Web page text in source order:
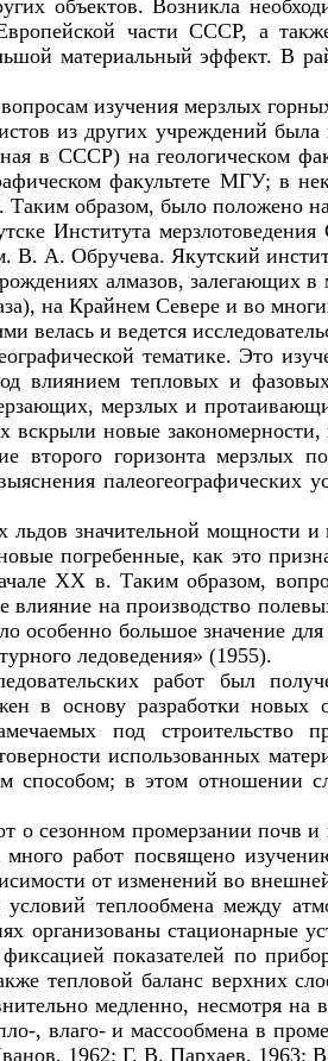
объектов. Возникла
части СССР, а
материальный эффект. В
изучения мерзлых
из других учреждений
в СССР) на геологическом
факультете МГУ; в
образом, было положено
Института
В. А. Обручева. Якутский
алмазов, залегающих
на Крайнем Севере и во
велась и ведется
тематике. Это
влиянием тепловых и
мерзлых и
вскрыли новые
второго горизонта мерзлых
значительной мощности
погребенные, как это
XX в. Таким образом,
на производство
особенно большое значение
ледоведения» (1955).
работ был
в основу разработки
под
использованных
способом; в этом отношении
о сезонном промерзании почв
работ посвящено
от изменений во
условий теплообмена между
организованы стационарные
показателей по
тепловой баланс верхних
медленно, несмотря
, влаго- и массообмена в
1962; Г. В. Пархаев, 1963;